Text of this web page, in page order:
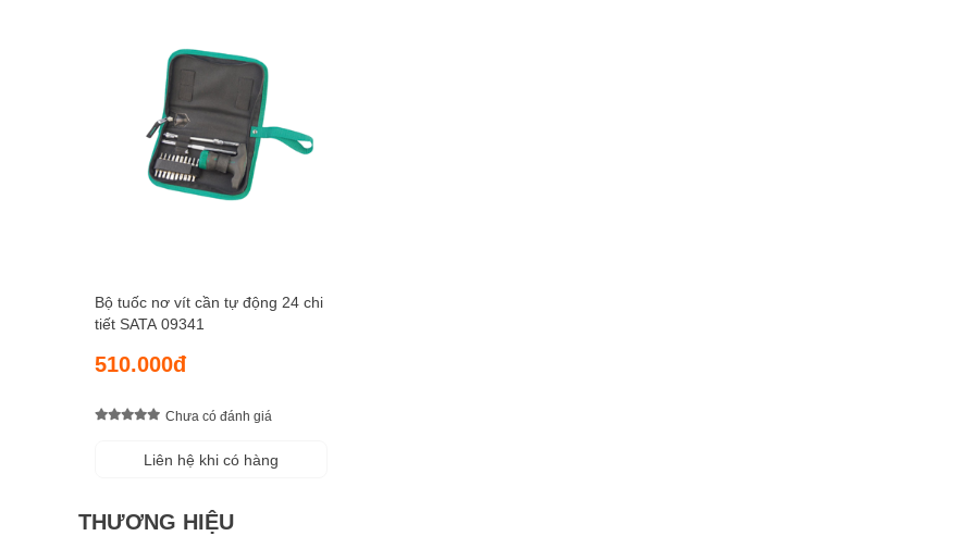
Bộ tuốc nơ vít cần tự động 24 chi
tiết SATA 09341
510.000đ
Chưa có đánh giá
Liên hệ khi có hàng
THƯƠNG HIỆU